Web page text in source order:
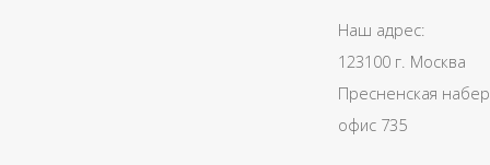
Наш адрес:
123100 г. Москва
Пресненская
офис 735